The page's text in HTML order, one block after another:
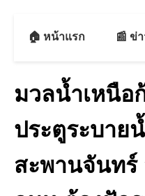
🏠 หน้าแรก 📰 ข่
มวลน้ำเหนือ
ประตูระบาย
สะพานจันทร์